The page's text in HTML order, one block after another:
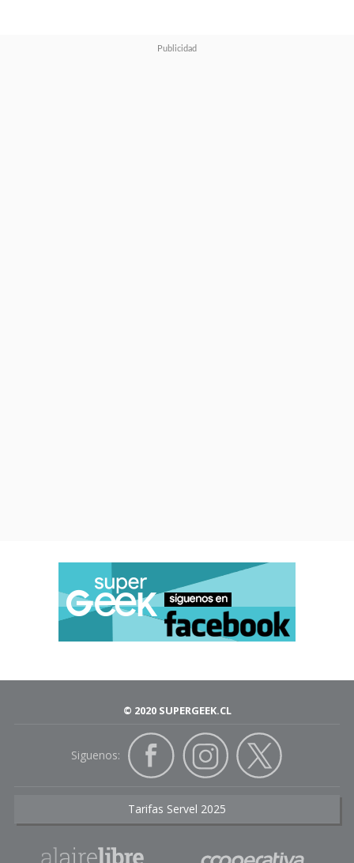
© 2020 SUPERGEEK.CL
Siguenos:
Tarifas Servel 2025